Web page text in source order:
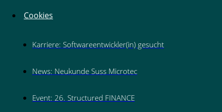
Cookies
Karriere: Softwareentwickler(in) gesucht
News: Neukunde Suss Microtec
Event: 26. Structured FINANCE